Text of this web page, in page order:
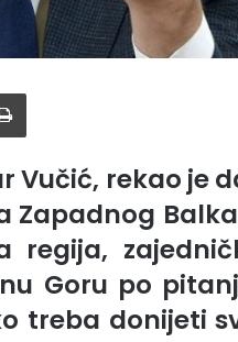
Vučić, rekao je
regija,
Goru po
treba donijeti